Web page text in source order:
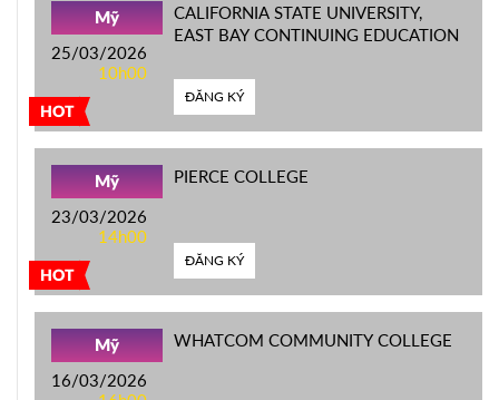
HOT
Mỹ
25/03/2026
10h00
CALIFORNIA STATE UNIVERSITY,
EAST BAY CONTINUING EDUCATION
ĐĂNG KÝ
HOT
Mỹ
23/03/2026
14h00
PIERCE COLLEGE
ĐĂNG KÝ
Mỹ
16/03/2026
WHATCOM COMMUNITY COLLEGE